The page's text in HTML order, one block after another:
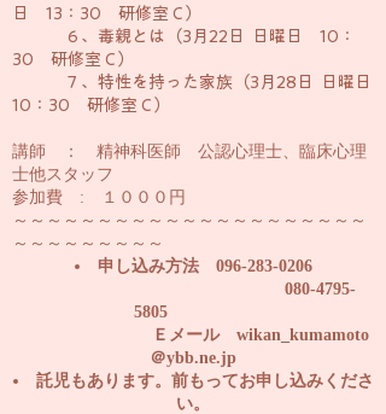
日 13：30 研修室Ｃ）
６、毒親とは（3月22日 日曜日 10：
30 研修室Ｃ）
７、特性を持った家族（3月28日 日曜日
10：30 研修室Ｃ）
講師 ： 精神科医師 公認心理士、臨床心理
士他スタッフ
参加費 : １０００円
～～～～～～～～～～～～～～～～～～～～～
～～～～～～～～～
申し込み方法096-283-0206
080-4795-
5805
Ｅメール wikan_kumamoto
＠ybb.ne.jp
託児もあります。前もってお申し込みくださ
い。